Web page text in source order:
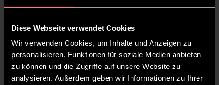
Diese Webseite verwendet Cookies
Wir verwenden Cookies, um Inhalte und Anzeigen zu
personalisieren, Funktionen für soziale Medien anbieten
zu können und die Zugriffe auf unsere Website zu
analysieren. Außerdem geben wir Informationen zu Ihrer
Michael